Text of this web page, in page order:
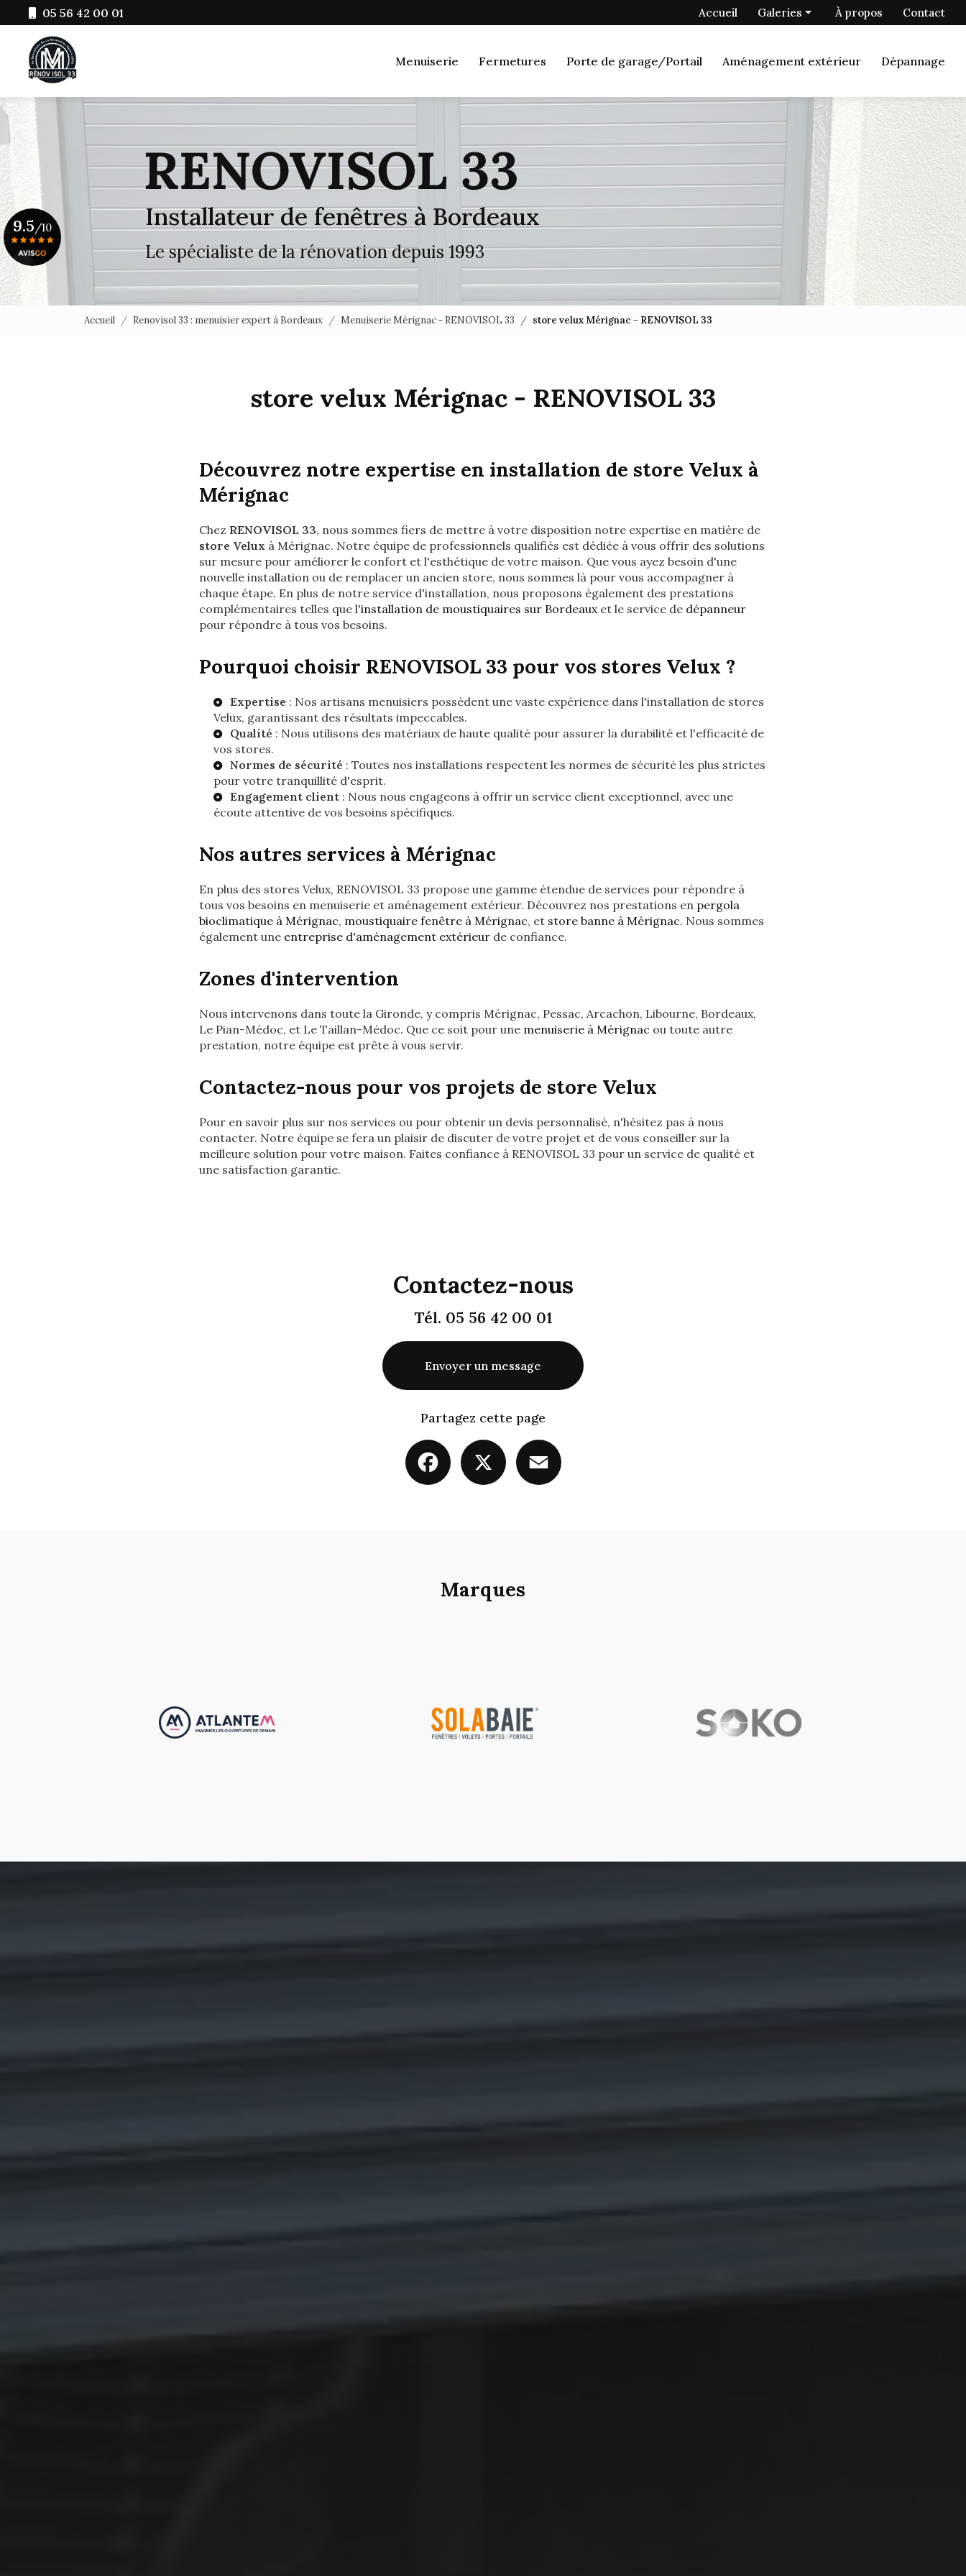
au
contenu
principal
05 56 42 00 01 Navigation secondaireAccueil
Galeries
Fermetures
Aménagement extérieur
À propos Contact
Menuiserie
Fermetures Porte de garage/Portail Aménagement extérieur Dépannage
Installateur de fenêtres à Bordeaux
Le spécialiste de la rénovation depuis 1993
9.5/10
Voir le certificat
Accueil Renovisol 33 : menuisier expert à Bordeaux Menuiserie Mérignac - RENOVISOL 33 store velux Mérignac - RENOVISOL 33
store velux Mérignac - RENOVISOL 33
Découvrez notre expertise en installation de store Velux à
Mérignac
Chez RENOVISOL 33, nous sommes fiers de mettre à votre disposition notre expertise en matière de
store Velux à Mérignac. Notre équipe de professionnels qualifiés est dédiée à vous offrir des solutions
sur mesure pour améliorer le confort et l'esthétique de votre maison. Que vous ayez besoin d'une
nouvelle installation ou de remplacer un ancien store, nous sommes là pour vous accompagner à
chaque étape. En plus de notre service d'installation, nous proposons également des prestations
complémentaires telles que l'installation de moustiquaires sur Bordeauxet le service de dépanneur
pour répondre à tous vos besoins.
Pourquoi choisir RENOVISOL 33 pour vos stores Velux ?
Expertise : Nos artisans menuisiers possèdent une vaste expérience dans l'installation de stores
Velux, garantissant des résultats impeccables.
Qualité : Nous utilisons des matériaux de haute qualité pour assurer la durabilité et l'efficacité de
vos stores.
Normes de sécurité : Toutes nos installations respectent les normes de sécurité les plus strictes
pour votre tranquillité d'esprit.
Engagement client : Nous nous engageons à offrir un service client exceptionnel, avec une
écoute attentive de vos besoins spécifiques.
Nos autres services à Mérignac
En plus des stores Velux, RENOVISOL 33 propose une gamme étendue de services pour répondre à
tous vos besoins en menuiserie et aménagement extérieur. Découvrez nos prestations en pergola
bioclimatique à Mérignac, moustiquaire fenêtre à Mérignac, et store banne à Mérignac. Nous sommes
également une entreprise d'aménagement extérieur de confiance.
Zones d'intervention
Nous intervenons dans toute la Gironde, y compris Mérignac, Pessac, Arcachon, Libourne, Bordeaux,
Le Pian-Médoc, et Le Taillan-Médoc. Que ce soit pour une menuiserie à Mérignac ou toute autre
prestation, notre équipe est prête à vous servir.
Contactez-nous pour vos projets de store Velux
Pour en savoir plus sur nos services ou pour obtenir un devis personnalisé, n'hésitez pas à nous
contacter. Notre équipe se fera un plaisir de discuter de votre projet et de vous conseiller sur la
meilleure solution pour votre maison. Faites confiance à RENOVISOL 33 pour un service de qualité et
une satisfaction garantie.
Contactez-nous
Tél. 05 56 42 00 01
Envoyer un message
Partagez cette page
Facebook
Marques